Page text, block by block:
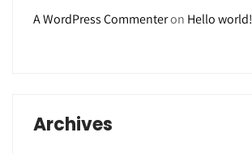
A WordPress Commenteron Hello world!
Archives